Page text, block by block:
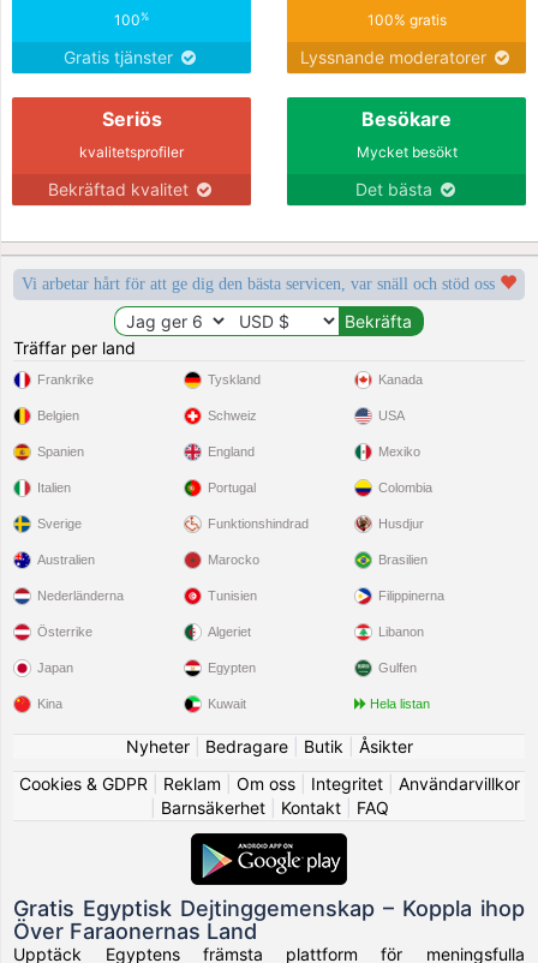
100%
Gratis tjänster
100% gratis
Lyssnande moderatorer
Seriös
kvalitetsprofiler
Bekräftad kvalitet
Besökare
Mycket besökt
Det bästa
Vi arbetar hårt för att ge dig den bästa servicen, var snäll och stöd oss
Träffar per land
Frankrike
Belgien
Spanien
Italien
Sverige
Tyskland
Schweiz
England
Portugal
Funktionshindrad
Kanada
USA
Mexiko
Colombia
Husdjur
Australien
Nederländerna
Österrike
Japan
Kina
Marocko
Tunisien
Algeriet
Egypten
Kuwait
Brasilien
Filippinerna
Libanon
Gulfen
Hela listan
Nyheter| Bedragare| Butik
Åsikter
Cookies & GDPR
Reklam Om oss| Integritet| Användarvillkor
Barnsäkerhet| Kontakt| FAQ
Gratis Egyptisk Dejtinggemenskap – Koppla ihop
Över Faraonernas Land
Upptäck Egyptens främsta plattform för meningsfulla